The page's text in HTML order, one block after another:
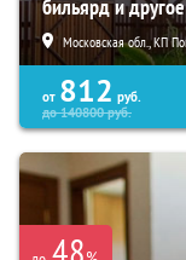
бильярд и другое
Московская обл., КП
от 812 руб.
до140800руб.